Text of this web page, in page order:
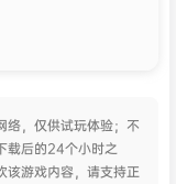
络，仅供试玩体验；不
载后的24个小时之
该游戏内容，请支持正